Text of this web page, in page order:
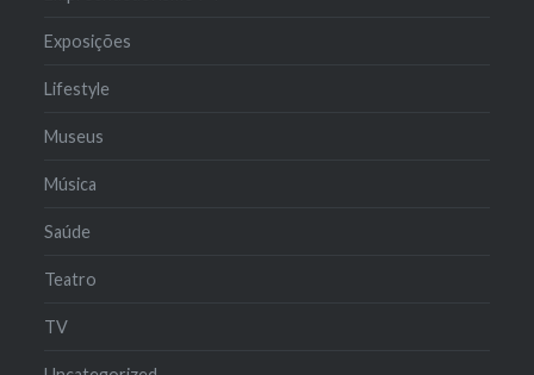
Exposições
Lifestyle
Museus
Música
Saúde
Teatro
TV